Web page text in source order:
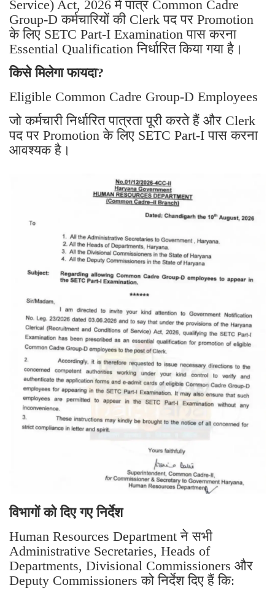
Service) Act, 2026 में पात्र Common Cadre
Group-D कर्मचारियों की Clerk पद पर Promotion
के लिए SETC Part-I Examination पास करना
Essential Qualification निर्धारित किया गया है।
किसे मिलेगा फायदा?
Eligible Common Cadre Group-D Employees
जो कर्मचारी निर्धारित पात्रता पूरी करते हैं और Clerk
पद पर Promotion के लिए SETC Part-I पास करना
आवश्यक है।
विभागों को दिए गए निर्देश
Human Resources Department ने सभी
Administrative Secretaries, Heads of
Departments, Divisional Commissioners और
Deputy Commissioners को निर्देश दिए हैं कि: